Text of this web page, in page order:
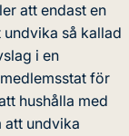
att endast en
så kallad
i en
för
hushålla med
att undvika